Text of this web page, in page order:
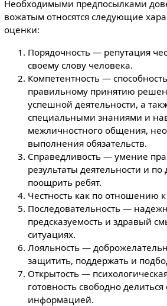
Необходимыми предпосылками
вожатым относятся следующие
оценки:
Порядочность — репутация
своему слову человека.
Компетентность —
правильному принятию
успешной деятельности, а
специальными знаниями и
межличностного общения,
выполнения обязательств.
Справедливость — умение
результаты деятельности и по
поощрить ребят.
Честность как по отношению
Последовательность —
предсказуемость и здравый
ситуациях.
Лояльность —
защитить, поддержать и
Открытость —
готовность свободно
информацией.